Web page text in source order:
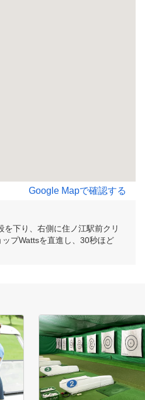
Google Mapで確認する
を下り、右側に住ノ江駅前クリ
プWattsを直進し、30秒ほど